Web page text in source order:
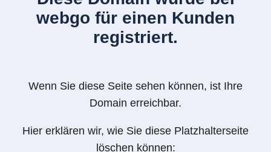
webgo für einen Kunden
registriert.
Wenn Sie diese Seite sehen können, ist Ihre
Domain erreichbar.
Hier erklären wir, wie Sie diese Platzhalterseite
löschen können: